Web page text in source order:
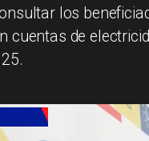
los
cuentas de